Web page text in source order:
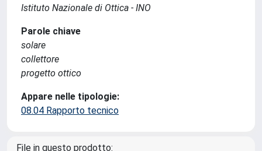
Istituto Nazionale di Ottica - INO
Parole chiave
solare
collettore
progetto ottico
Appare nelle tipologie:
08.04 Rapporto tecnico
File in questo prodotto: